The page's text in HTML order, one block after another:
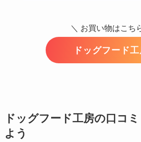
＼ お買い物はこち
ドッグフード
ドッグフード工房の口コ
よう